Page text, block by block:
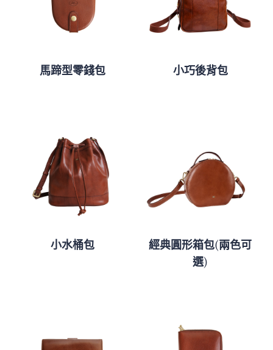
馬蹄型零錢包 小巧後背包
小水桶包
經典圓形箱包(兩色可
選)